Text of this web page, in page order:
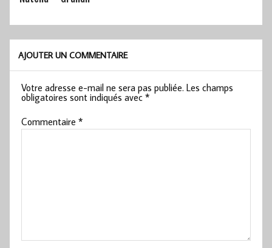
AJOUTER UN COMMENTAIRE
Votre adresse e-mail ne sera pas publiée. Les champs
obligatoires sont indiqués avec*
Commentaire*